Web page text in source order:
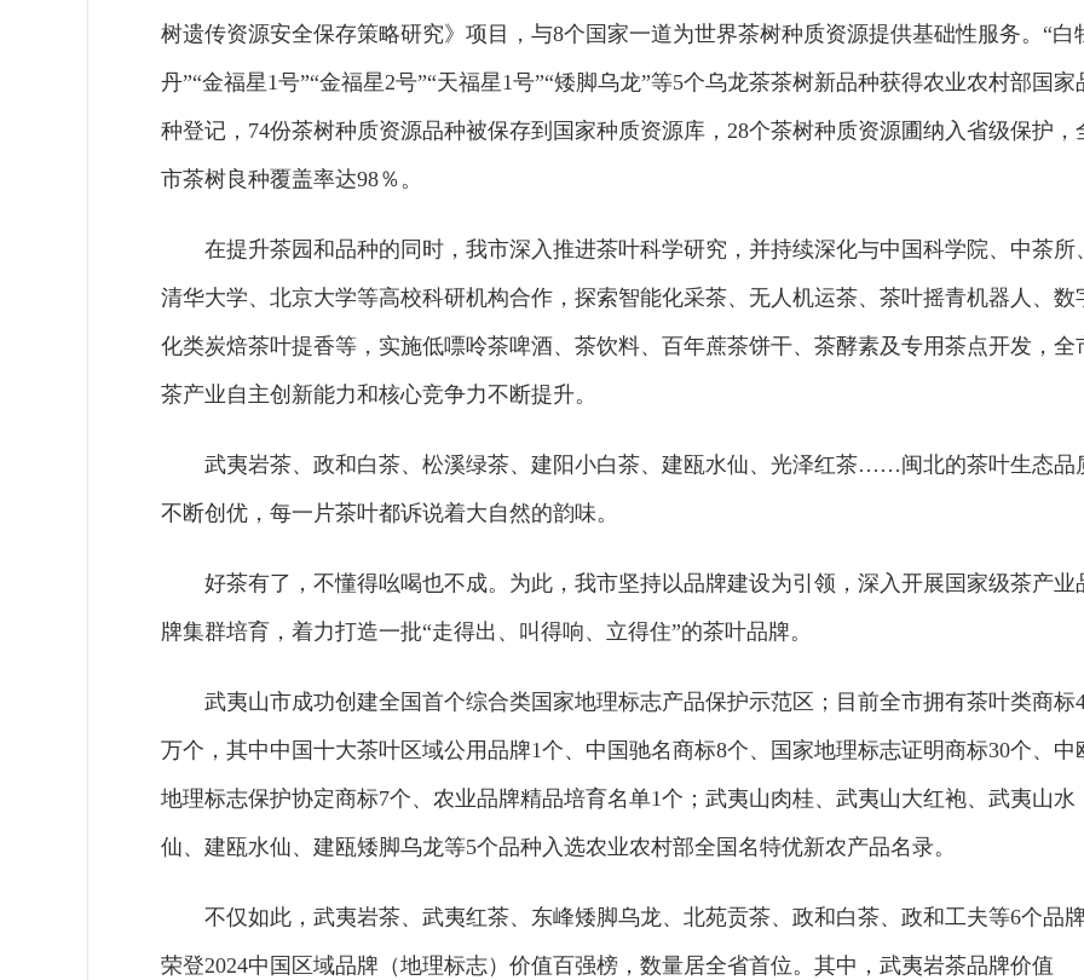
树遗传资源安全保存策略研究》项目，与8个国家一道为世界茶树种质资源提供基础性服务。“白
丹”“金福星1号”“金福星2号”“天福星1号”“矮脚乌龙”等5个乌龙茶茶树新品种获得农业农村部国家
种登记，74份茶树种质资源品种被保存到国家种质资源库，28个茶树种质资源圃纳入省级保护，
市茶树良种覆盖率达98％。
在提升茶园和品种的同时，我市深入推进茶叶科学研究，并持续深化与中国科学院、中茶所、
清华大学、北京大学等高校科研机构合作，探索智能化采茶、无人机运茶、茶叶摇青机器人、数
化类炭焙茶叶提香等，实施低嘌呤茶啤酒、茶饮料、百年蔗茶饼干、茶酵素及专用茶点开发，全
茶产业自主创新能力和核心竞争力不断提升。
武夷岩茶、政和白茶、松溪绿茶、建阳小白茶、建瓯水仙、光泽红茶……闽北的茶叶生态品
不断创优，每一片茶叶都诉说着大自然的韵味。
好茶有了，不懂得吆喝也不成。为此，我市坚持以品牌建设为引领，深入开展国家级茶产业
牌集群培育，着力打造一批“走得出、叫得响、立得住”的茶叶品牌。
武夷山市成功创建全国首个综合类国家地理标志产品保护示范区；目前全市拥有茶叶类商标
万个，其中中国十大茶叶区域公用品牌1个、中国驰名商标8个、国家地理标志证明商标30个、中
地理标志保护协定商标7个、农业品牌精品培育名单1个；武夷山肉桂、武夷山大红袍、武夷山水
仙、建瓯水仙、建瓯矮脚乌龙等5个品种入选农业农村部全国名特优新农产品名录。
不仅如此，武夷岩茶、武夷红茶、东峰矮脚乌龙、北苑贡茶、政和白茶、政和工夫等6个品牌
荣登2024中国区域品牌（地理标志）价值百强榜，数量居全省首位。其中，武夷岩茶品牌价值